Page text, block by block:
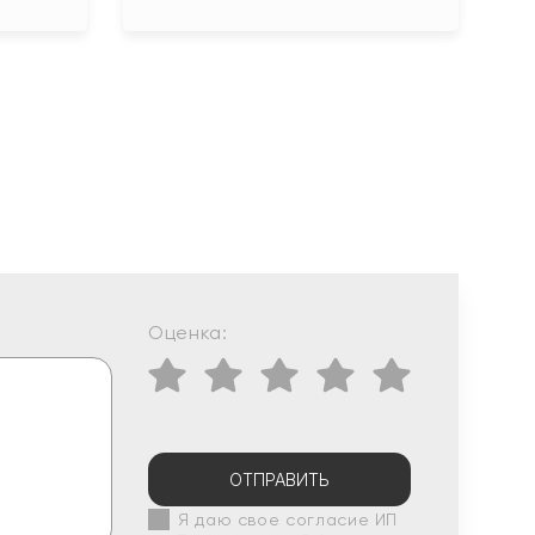
Оценка:
ОТПРАВИТЬ
Я даю свое согласие ИП